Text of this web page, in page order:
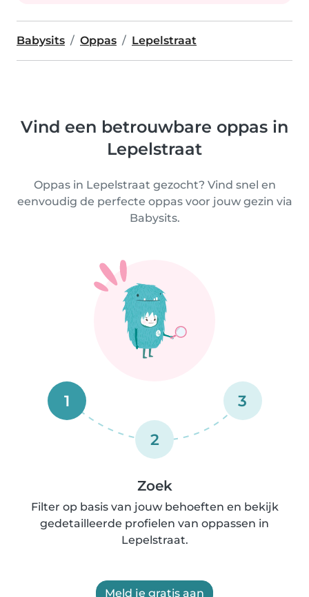
Babysits Oppas Lepelstraat
Vind een betrouwbare oppas in
Lepelstraat
Oppas in Lepelstraat gezocht? Vind snel en
eenvoudig de perfecte oppas voor jouw gezin via
Babysits.
1
2
3
Zoek
Filter op basis van jouw behoeften en bekijk
gedetailleerde profielen van oppassen in
Lepelstraat.
Meld je gratis aan